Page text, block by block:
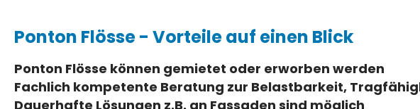
Ponton Flösse - Vorteile auf einen Blick
Ponton Flösse können gemietet oder erworben werden
Fachlich kompetente Beratung zur Belastbarkeit,
Dauerhafte Lösungen z.B. an Fassaden sind möglich